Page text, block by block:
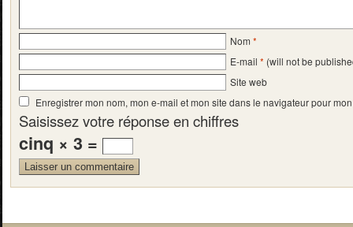
Nom *
E-mail * (will not be
Site web
Enregistrer mon nom, mon e-mail et mon site dans le navigateur pour
Saisissez votre réponse en chiffres
cinq × 3 =